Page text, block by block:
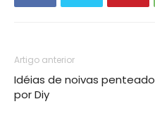
Artigo anterior
Idéias de noivas penteado
por Diy